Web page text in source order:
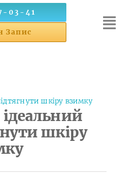
03-41
Запис
шкіру взимку
шкіру